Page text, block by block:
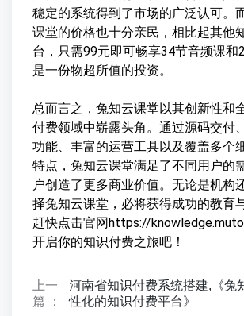
稳定的系统得到了市场的广泛认可。
课堂的价格也十分亲民，相比起其他
台，只需99元即可畅享34节音频课和
是一份物超所值的投资。
总而言之，兔知云课堂以其创新性和
付费领域中崭露头角。通过源码交付
功能、丰富的运营工具以及覆盖多个
特点，兔知云课堂满足了不同用户的
户创造了更多商业价值。无论是机构
择兔知云课堂，必将获得成功的教育
赶快点击官网https://
开启你的知识付费之旅吧！
上一
篇 ：
河南省知识付费系统搭建,《兔
性化的知识付费平台》